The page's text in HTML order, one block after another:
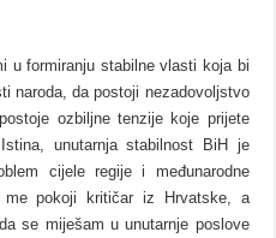
u formiranju stabilne vlasti koja bi
naroda, da postoji nezadovoljstvo
ozbiljne tenzije koje prijete
unutarnja stabilnost BiH je
cijele regije i međunarodne
me pokoji kritičar iz Hrvatske, a
se miješam u unutarnje poslove